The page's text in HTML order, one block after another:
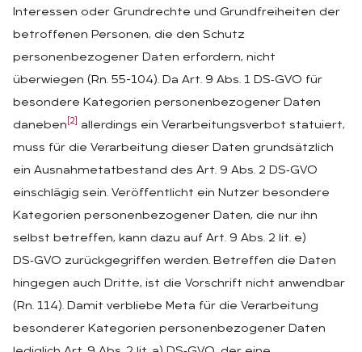
Interessen oder Grundrechte und Grundfreiheiten der
betroffenen Personen, die den Schutz
personenbezogener Daten erfordern, nicht
überwiegen (Rn. 55-104). Da Art. 9 Abs. 1 DS‑GVO für
besondere Kategorien personenbezogener Daten
daneben [2]
allerdings ein Verarbeitungsverbot statuiert,
muss für die Verarbeitung dieser Daten grundsätzlich
ein Ausnahmetatbestand des Art. 9 Abs. 2 DS‑GVO
einschlägig sein. Veröffentlicht ein Nutzer besondere
Kategorien personenbezogener Daten, die nur ihn
selbst betreffen, kann dazu auf Art. 9 Abs. 2 lit. e)
DS‑GVO zurückgegriffen werden. Betreffen die Daten
hingegen auch Dritte, ist die Vorschrift nicht anwendbar
(Rn. 114). Damit verbliebe Meta für die Verarbeitung
besonderer Kategorien personenbezogener Daten